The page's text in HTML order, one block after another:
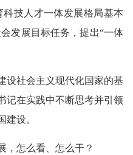
技人才一体发展格局基本
发展目标任务，提出“一体
社会主义现代化国家的基
记在实践中不断思考并引领
建设。
怎么看、怎么干？